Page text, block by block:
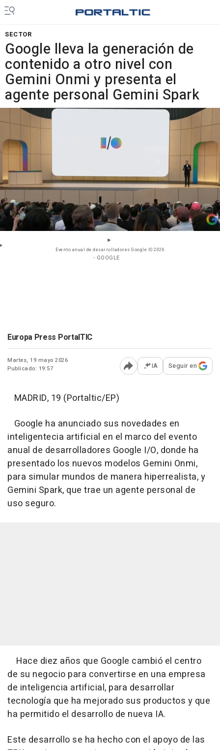
SECTOR
Google lleva la generación de
contenido a otro nivel con
Gemini Onmi y presenta el
agente personal Gemini Spark
Evento anual de desarrolladores Google IO 2026
- GOOGLE
Europa Press PortalTIC
Martes, 19 mayo 2026
Publicado: 19:57
Abrir opciones para
IA Seguir en
MADRID, 19 (Portaltic/EP)
Google ha anunciado sus novedades en
inteligentecia artificial en el marco del evento
anual de desarrolladores Google I/O, donde ha
presentado los nuevos modelos Gemini Onmi,
para simular mundos de manera hiperrealista, y
Gemini Spark, que trae un agente personal de
uso seguro.
Hace diez años que Google cambió el centro
de su negocio para convertirse en una empresa
de inteligencia artificial, para desarrollar
tecnología que ha mejorado sus productos y que
ha permitido el desarrollo de nueva IA.
Este desarrollo se ha hecho con el apoyo de las